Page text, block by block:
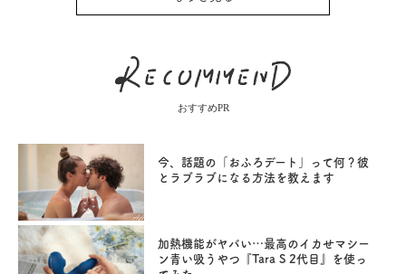
おすすめPR
今、話題の「おふろデート」って何？彼
とラブラブになる方法を教えます
加熱機能がヤバい…最高のイカせマシー
ン青い吸うやつ『Tara S 2代目』を使っ